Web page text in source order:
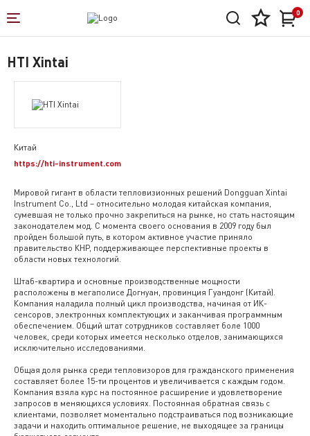
0
HTI Xintai
Китай
https://hti-instrument.com
Мировой гигант в области тепловизионных решений Dongguan Xintai
Instrument Co., Ltd – относительно молодая китайская компания,
сумевшая не только прочно закрепиться на рынке, но стать настоящим
законодателем мод. С момента своего основания в 2009 году был
пройден большой путь, в котором активное участие приняло
правительство КНР, поддерживающее перспективные проекты в
области новых технологий.
Штаб-квартира и основные производственные мощности
расположены в мегаполисе Догнуан, провинция Гуандонг (Китай).
Компания наладила полный цикл производства, начиная от ИК-
сенсоров, электронных комплектующих и заканчивая программным
обеспечением. Общий штат сотрудников составляет боле 1000
человек, среди которых имеется несколько отделов, занимающихся
исключительно исследованиями.
Общая доля рынка среди тепловизоров для гражданского применения
составляет более 15-ти процентов и увеличивается с каждым годом.
Компания взяла курс на постоянное расширение и удовлетворение
запросов в меняющихся условиях. Постоянная обратная связь с
клиентами, позволяет моментально подстраиваться под возникающие
задачи и находить оптимальное решение, не выходящее за границы